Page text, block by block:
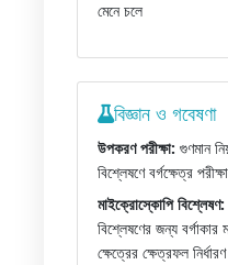
মেনে চলে
বিজ্ঞান ও গবেষণা
উপকরণ পরীক্ষা: গুণমান
বিশ্লেষণে বর্গক্ষেত্র
মাইক্রোস্কোপি বিশ্লেষণ:
বিশ্লেষণের জন্য
ক্ষেত্রের ক্ষেত্রফল নির্ধারণ